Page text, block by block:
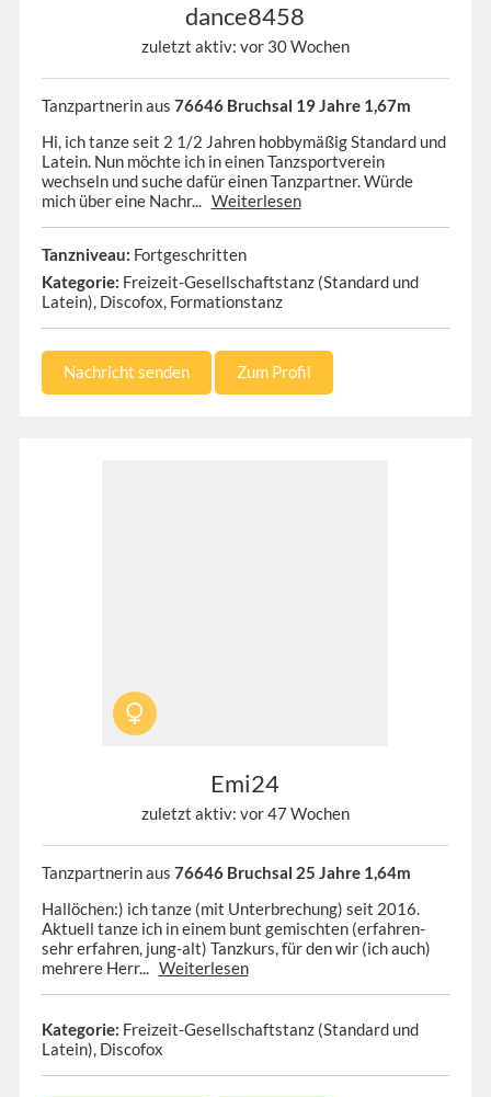
dance8458
zuletzt aktiv: vor 30 Wochen
Tanzpartnerin aus 76646 Bruchsal 19 Jahre 1,67m
Hi, ich tanze seit 2 1/2 Jahren hobbymäßig Standard und
Latein. Nun möchte ich in einen Tanzsportverein
wechseln und suche dafür einen Tanzpartner. Würde
mich über eine Nachr... Weiterlesen
Tanzniveau: Fortgeschritten
Kategorie: Freizeit-Gesellschaftstanz (Standard und
Latein), Discofox, Formationstanz
Nachricht senden Zum Profil
Emi24
zuletzt aktiv: vor 47 Wochen
Tanzpartnerin aus 76646 Bruchsal 25 Jahre 1,64m
Hallöchen:) ich tanze (mit Unterbrechung) seit 2016.
Aktuell tanze ich in einem bunt gemischten (erfahren-
sehr erfahren, jung-alt) Tanzkurs, für den wir (ich auch)
mehrere Herr... Weiterlesen
Kategorie: Freizeit-Gesellschaftstanz (Standard und
Latein), Discofox